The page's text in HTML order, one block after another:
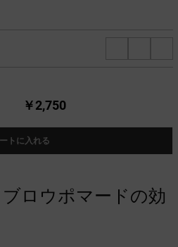
￥2,750
トに入れる
ブロウポマードの効